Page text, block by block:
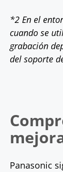
*2 En el
cuando se
grabación
del soporte
Panasonic